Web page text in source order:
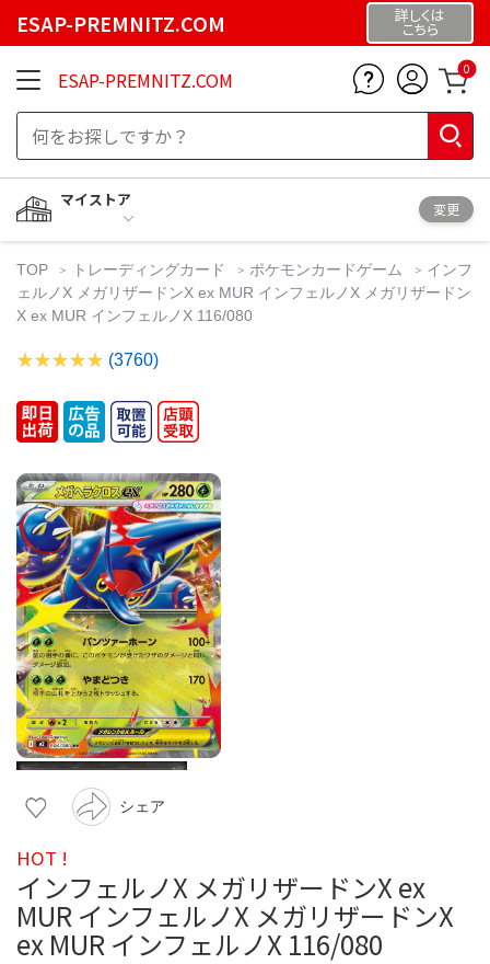
ESAP-PREMNITZ.COM 詳しくは
こちら
ESAP-PREMNITZ.COM 0
マイストア
変更
TOP トレーディングカード ポケモンカードゲーム
インフ
ェルノX メガリザードンX ex MUR インフェルノX メガリザードン
X ex MUR インフェルノX 116/080
(3760)
シェア
HOT !
インフェルノX メガリザードンX ex
MUR インフェルノX メガリザードンX
ex MUR インフェルノX 116/080